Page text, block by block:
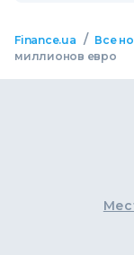
Finance.ua / Все
миллионов евро